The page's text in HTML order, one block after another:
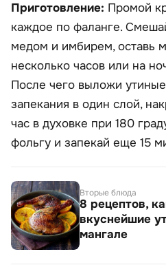
Приготовление: Промой
каждое по фаланге.
медом и имбирем, оставь
несколько часов или на
После чего выложи
запекания в один слой,
час в духовке при 180
фольгу и запекай еще 15
Вторые блюда
8 рецептов,
вкуснейшие
мангале